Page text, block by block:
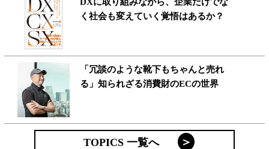
く社会も変えていく覚悟はあるか？
「冗談のような靴下もちゃんと売れ
る」知られざる消費財のECの世界
TOPICS 一覧へ